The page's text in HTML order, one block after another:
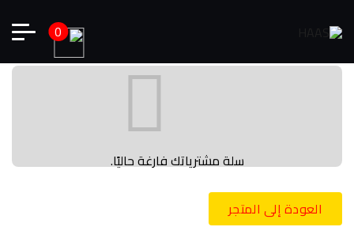
سلة مشترياتك فارغة حاليًا.
العودة إلى المتجر
0